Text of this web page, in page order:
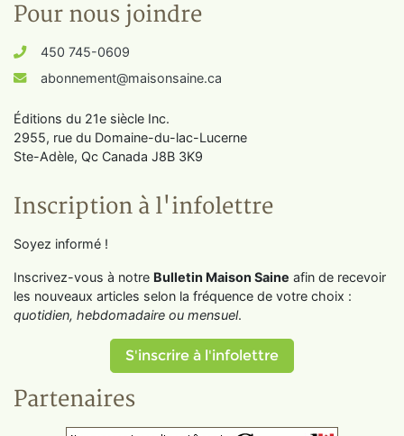
Pour nous joindre
450 745-0609
abonnement@maisonsaine.ca
Éditions du 21e siècle Inc.
2955, rue du Domaine-du-lac-Lucerne
Ste-Adèle, Qc Canada J8B 3K9
Inscription à l'infolettre
Soyez informé !
Inscrivez-vous à notre Bulletin Maison Saine afin de recevoir
les nouveaux articles selon la fréquence de votre choix :
quotidien, hebdomadaire ou mensuel.
S'inscrire à l'infolettre
Partenaires